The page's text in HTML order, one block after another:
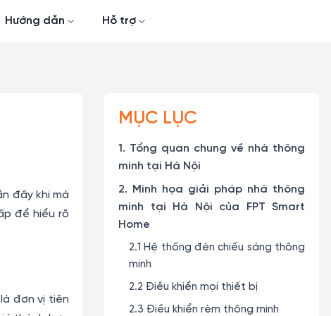
Hướng dẫn Hỗ trợ
đây khi mà
để hiểu rõ
đơn vị tiên
MỤC LỤC
1. Tổng quan chung về nhà thông
minh tại Hà Nội
2. Minh họa giải pháp nhà thông
minh tại Hà Nội của FPT Smart
Home
2.1 Hệ thống đèn chiếu sáng thông
minh
2.2 Điều khiển mọi thiết bị
2.3 Điều khiển rèm thông minh